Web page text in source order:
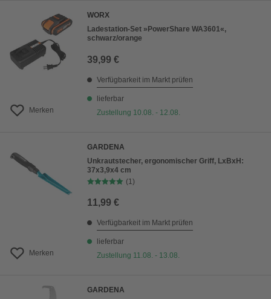
Merken
WORX
Ladestation-Set »PowerShare WA3601«,
schwarz/orange
39,99 €
Verfügbarkeit im Markt prüfen
lieferbar
Zustellung 10.08. - 12.08.
Merken
GARDENA
Unkrautstecher, ergonomischer Griff, LxBxH:
37x3,9x4 cm
(1)
11,99 €
Verfügbarkeit im Markt prüfen
lieferbar
Zustellung 11.08. - 13.08.
GARDENA